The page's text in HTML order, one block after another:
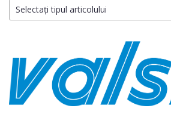
Selectați tipul articolului